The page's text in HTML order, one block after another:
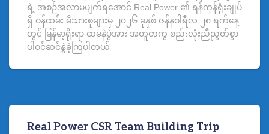
ရဲ့ အစဉ်အလာမပျက်ရအောင် Real Power ၏ ရန်ကုန်ရုံးချုပ်
ရှိ ဝန်ထမ်း မိသားစုများမှ ၂၀၂၆ ခုနှစ် ဇန်နဝါရီလ ၂၈ ရက်နေ့
တွင် မြန်မာ့ရိုးရာ ထမနဲပွဲအား အတူတကွ စည်းလုံးညီညွတ်စွာ
ပါဝင်ဆင်နွှဲခဲ့ကြပါတယ်
Real Power CSR Team Building Trip